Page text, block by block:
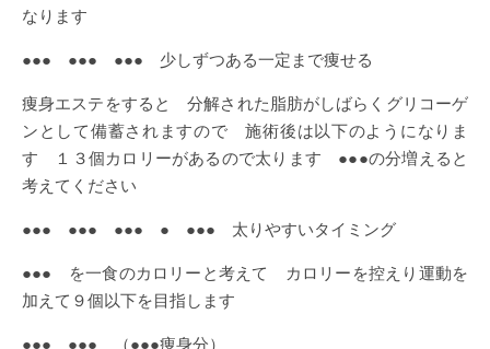
なります
●●● ●●● ●●● 少しずつある一定まで痩せる
痩身エステをすると 分解された脂肪がしばらくグリコーゲ
ンとして備蓄されますので 施術後は以下のようになりま
す １３個カロリーがあるので太ります ●●●の分増えると
考えてください
●●● ●●● ●●● ● ●●● 太りやすいタイミング
●●● を一食のカロリーと考えて カロリーを控えり運動を
加えて９個以下を目指します
●●● ●●● （●●●痩身分）